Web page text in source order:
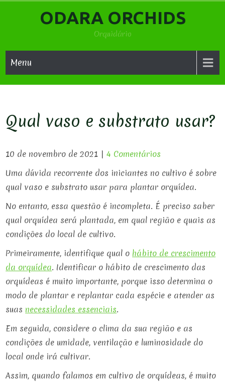
ODARA ORCHIDS
Orquidário
Menu
Qual vaso e substrato usar?
10 de novembro de 2021 |4 Comentários
Uma dúvida recorrente dos iniciantes no cultivo é sobre
qual vaso e substrato usar para plantar orquídea.
No entanto, essa questão é incompleta. É preciso saber
qual orquídea será plantada, em qual região e quais as
condições do local de cultivo.
Primeiramente, identifique qual o hábito de crescimento
da orquídea. Identificar o hábito de crescimento das
orquídeas é muito importante, porque isso determina o
modo de plantar e replantar cada espécie e atender as
suas necessidades essenciais.
Em seguida, considere o clima da sua região e as
condições de umidade, ventilação e luminosidade do
local onde irá cultivar.
Assim, quando falamos em cultivo de orquídeas, é muito